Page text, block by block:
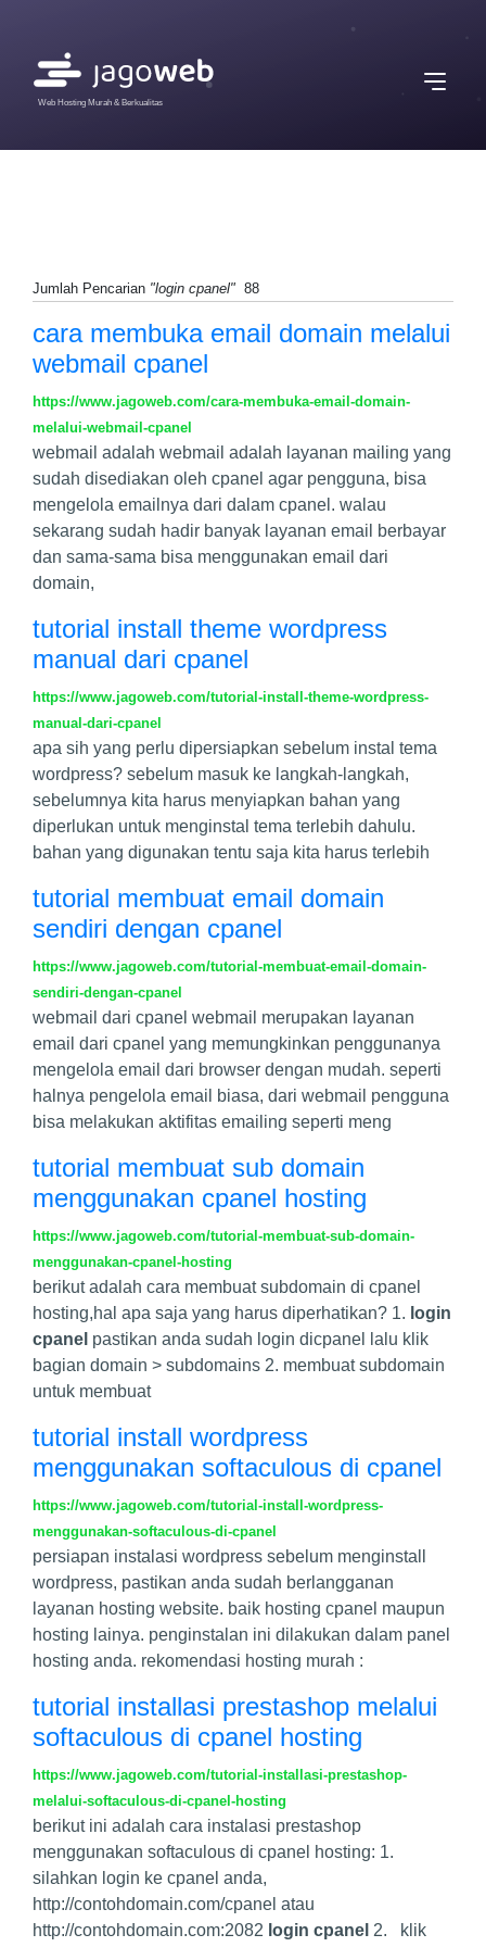
Web Hosting Murah & Berkualitas
Jumlah Pencarian "login cpanel" 88
cara membuka email domain melalui
webmail cpanel
https://www.jagoweb.com/cara-membuka-email-domain-
melalui-webmail-cpanel
webmail adalah webmail adalah layanan mailing yang
sudah disediakan oleh cpanel agar pengguna, bisa
mengelola emailnya dari dalam cpanel. walau
sekarang sudah hadir banyak layanan email berbayar
dan sama-sama bisa menggunakan email dari
domain,
tutorial install theme wordpress
manual dari cpanel
https://www.jagoweb.com/tutorial-install-theme-wordpress-
manual-dari-cpanel
apa sih yang perlu dipersiapkan sebelum instal tema
wordpress? sebelum masuk ke langkah-langkah,
sebelumnya kita harus menyiapkan bahan yang
diperlukan untuk menginstal tema terlebih dahulu.
bahan yang digunakan tentu saja kita harus terlebih
tutorial membuat email domain
sendiri dengan cpanel
https://www.jagoweb.com/tutorial-membuat-email-domain-
sendiri-dengan-cpanel
webmail dari cpanel webmail merupakan layanan
email dari cpanel yang memungkinkan penggunanya
mengelola email dari browser dengan mudah. seperti
halnya pengelola email biasa, dari webmail pengguna
bisa melakukan aktifitas emailing seperti meng
tutorial membuat sub domain
menggunakan cpanel hosting
https://www.jagoweb.com/tutorial-membuat-sub-domain-
menggunakan-cpanel-hosting
berikut adalah cara membuat subdomain di cpanel
hosting,hal apa saja yang harus diperhatikan? 1. login
cpanel pastikan anda sudah login dicpanel lalu klik
bagian domain > subdomains 2. membuat subdomain
untuk membuat
tutorial install wordpress
menggunakan softaculous di cpanel
https://www.jagoweb.com/tutorial-install-wordpress-
menggunakan-softaculous-di-cpanel
persiapan instalasi wordpress sebelum menginstall
wordpress, pastikan anda sudah berlangganan
layanan hosting website. baik hosting cpanel maupun
hosting lainya. penginstalan ini dilakukan dalam panel
hosting anda. rekomendasi hosting murah :
tutorial installasi prestashop melalui
softaculous di cpanel hosting
https://www.jagoweb.com/tutorial-installasi-prestashop-
melalui-softaculous-di-cpanel-hosting
berikut ini adalah cara instalasi prestashop
menggunakan softaculous di cpanel hosting: 1.
silahkan login ke cpanel anda,
http://contohdomain.com/cpanel atau
http://contohdomain.com:2082 login cpanel 2. klik